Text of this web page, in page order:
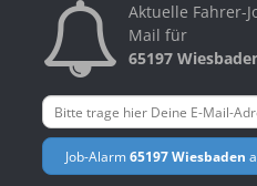
Aktuelle Fahrer-
Mail für
65197
Job-Alarm65197 Wiesbaden